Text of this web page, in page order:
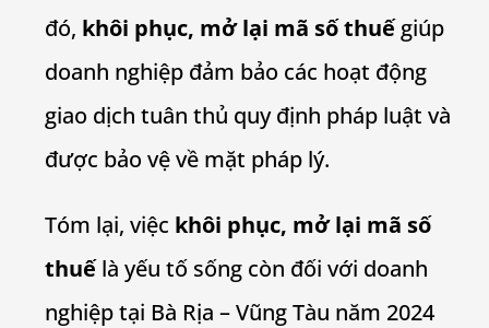
đó, khôi phục, mở lại mã số thuếgiúp
doanh nghiệp đảm bảo các hoạt động
giao dịch tuân thủ quy định pháp luật và
được bảo vệ về mặt pháp lý.
Tóm lại, việc khôi phục, mở lại mã số
thuếlà yếu tố sống còn đối với doanh
nghiệp tại Bà Rịa – Vũng Tàu năm 2024